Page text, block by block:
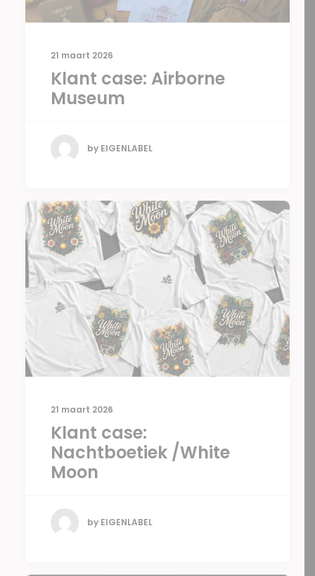
21 maart 2026
Klant case: Airborne
Museum
by EIGENLABEL
21 maart 2026
Klant case:
Nachtboetiek /White
Moon
by EIGENLABEL